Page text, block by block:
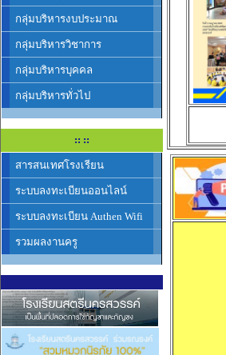
กลุ่มบริหารงบประมาณ
กลุ่มบริหารวิชาการ
กลุ่มบริหารบุคคล
กลุ่มบริหารทั่วไป
:: ::
สารสนเทศโรงเรียน
ระบบลงทะเบียนออนไลน์
ระบบลงทะเบียน Authen Wifi
รวมผลงานครู